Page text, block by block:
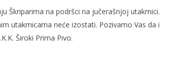
Škriparima na podršci na jučerašnjoj utakmici.
utakmicama neće izostati. Pozivamo Vas da i
Široki Prima Pivo.